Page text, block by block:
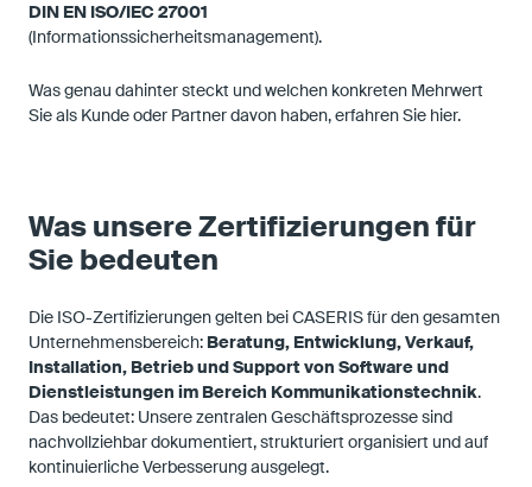
DIN EN ISO/IEC 27001
(Informationssicherheitsmanagement).
Was genau dahinter steckt und welchen konkreten Mehrwert
Sie als Kunde oder Partner davon haben, erfahren Sie hier.
Was unsere Zertifizierungen für
Sie bedeuten
Die ISO-Zertifizierungen gelten bei CASERIS für den gesamten
Unternehmensbereich: Beratung, Entwicklung, Verkauf,
Installation, Betrieb und Support von Software und
Dienstleistungen im Bereich Kommunikationstechnik.
Das bedeutet: Unsere zentralen Geschäftsprozesse sind
nachvollziehbar dokumentiert, strukturiert organisiert und auf
kontinuierliche Verbesserung ausgelegt.